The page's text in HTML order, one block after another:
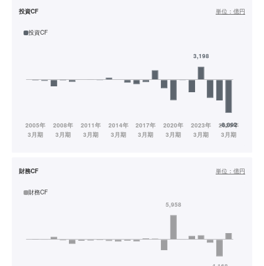
投資CF 単位： 億円
投資CF
財務CF 単位： 億円
財務CF